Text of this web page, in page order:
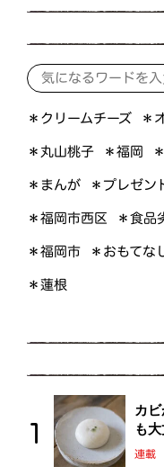
＊クリームチーズ ＊
＊丸山桃子 ＊福岡
＊まんが ＊プレゼン
＊福岡市西区 ＊食品
＊福岡市 ＊おもてな
＊蓮根
カ
も大
連載